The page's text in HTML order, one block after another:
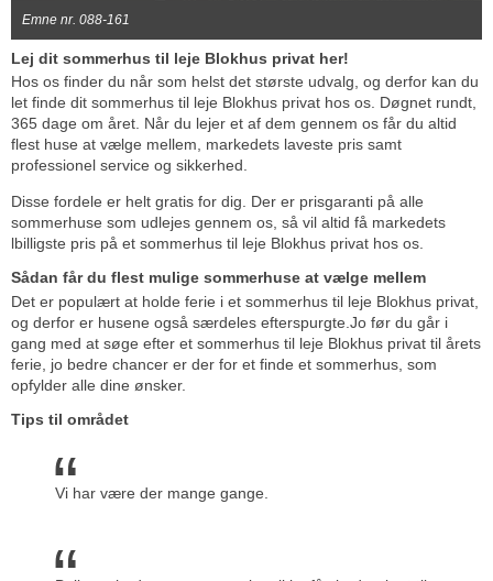
Emne nr. 088-161
Lej dit sommerhus til leje Blokhus privat her!
Hos os finder du når som helst det største udvalg, og derfor kan du
let finde dit sommerhus til leje Blokhus privat hos os. Døgnet rundt,
365 dage om året. Når du lejer et af dem gennem os får du altid
flest huse at vælge mellem, markedets laveste pris samt
professionel service og sikkerhed.
Disse fordele er helt gratis for dig. Der er prisgaranti på alle
sommerhuse som udlejes gennem os, så vil altid få markedets
lbilligste pris på et sommerhus til leje Blokhus privat hos os.
Sådan får du flest mulige sommerhuse at vælge mellem
Det er populært at holde ferie i et sommerhus til leje Blokhus privat,
og derfor er husene også særdeles efterspurgte.Jo før du går i
gang med at søge efter et sommerhus til leje Blokhus privat til årets
ferie, jo bedre chancer er der for et finde et sommerhus, som
opfylder alle dine ønsker.
Tips til området
Vi har være der mange gange.